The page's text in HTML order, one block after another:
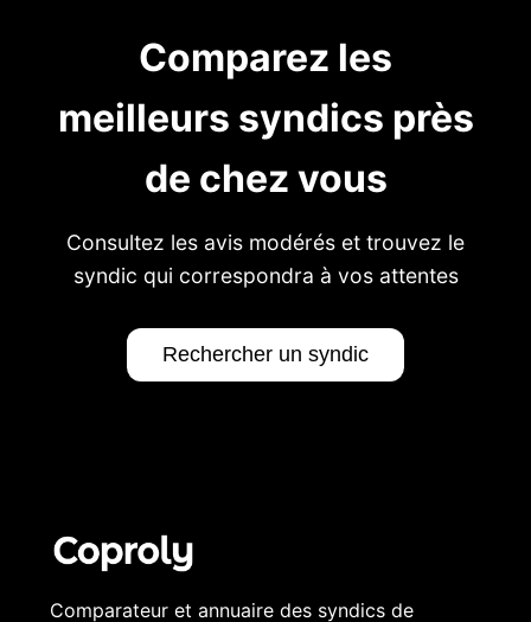
Comparez les
meilleurs syndics près
de chez vous
Consultez les avis modérés et trouvez le
syndic qui correspondra à vos attentes
Rechercher un syndic
Comparateur et annuaire des syndics de